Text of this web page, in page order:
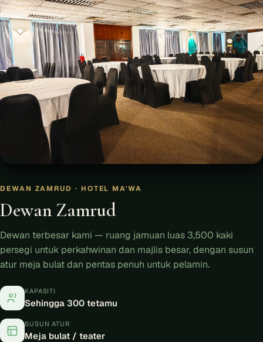
DEWAN ZAMRUD · HOTEL MA'WA
Dewan Zamrud
Dewan terbesar kami — ruang jamuan luas 3,500 kaki
persegi untuk perkahwinan dan majlis besar, dengan susun
atur meja bulat dan pentas penuh untuk pelamin.
KAPASITI
Sehingga 300 tetamu
SUSUN ATUR
Meja bulat / teater